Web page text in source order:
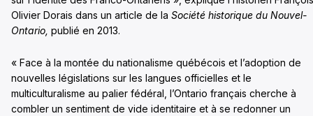
Olivier Dorais dans un article de la Société historique du Nouvel-
Ontario, publié en 2013.
« Face à la montée du nationalisme québécois et l’adoption de
nouvelles législations sur les langues officielles et le
multiculturalisme au palier fédéral, l’Ontario français cherche à
combler un sentiment de vide identitaire et à se redonner un